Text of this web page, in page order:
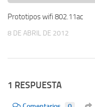
Prototipos wifi 802.11ac
8 DE ABRIL DE 2012
1 RESPUESTA